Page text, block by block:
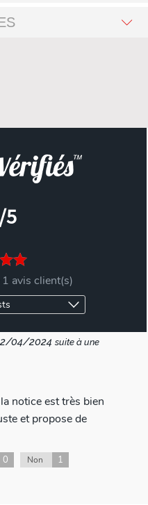
/5
avis client(s)
04/2024 suite à une
notice est très bien
et propose de
0 Non 1